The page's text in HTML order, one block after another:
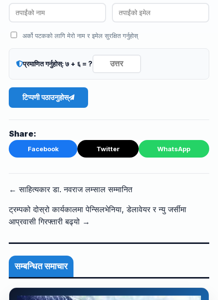
अर्को पटकको लागि मेरो नाम र इमेल सुरक्षित गर्नुहोस्
प्रमाणित गर्नुहोस्: ७ + ६ = ?
टिप्पणी पठाउनुहोस्
Share:
Facebook Twitter WhatsApp
← साहित्यकार डा. नवराज लम्साल सम्मानित
ट्रम्पको दोस्रो कार्यकालमा पेन्सिलभेनिया, डेलावेयर र न्यु जर्सीमा
आप्रवासी गिरफ्तारी बढ्यो →
सम्बन्धित समाचार